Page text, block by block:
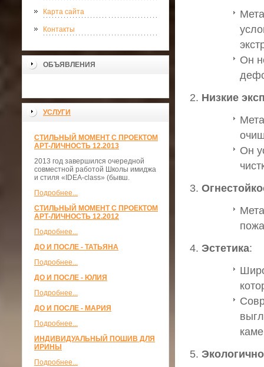
Карта сайта
Контакты
ОБЪЯВЛЕНИЯ
УСЛУГИ
СТИЛЬНЫЙ МОМЕНТ С ПРОЕКТОМ
АРТ-ЛИЧНОСТЬ 12.2013
2013 год завершился очередной
совместной работой Школы имиджа
и стиля «IDEA-class» (бывш.
Подробнее...
СТИЛЬНЫЙ МОМЕНТ С ПРОЕКТОМ
АРТ-ЛИЧНОСТЬ 12.2012
Подробнее...
ДО И ПОСЛЕ - ТАТЬЯНА
Подробнее...
ДО И ПОСЛЕ - ЮЛИЯ
Подробнее...
ДО И ПОСЛЕ - МАРИЯ
Подробнее...
ИНДИВИДУАЛЬНЫЙ ПОШИВ ДЛЯ
ИРИНЫ
Подробнее...
Он
Низкие
Он
Эстетика: